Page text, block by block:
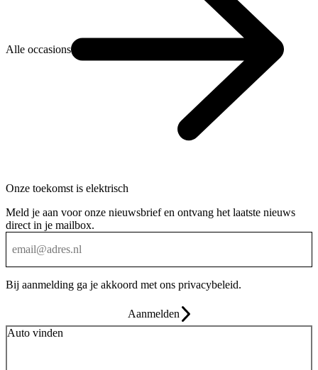
Alle occasions
Onze toekomst is elektrisch
Meld je aan voor onze nieuwsbrief en ontvang het laatste nieuws
direct in je mailbox.
Bij aanmelding ga je akkoord met ons privacybeleid.
Aanmelden
Auto vinden